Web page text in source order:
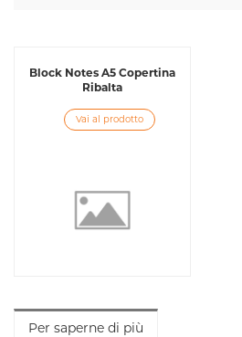
Block Notes A5 Copertina
Ribalta
Vai al prodotto
Per saperne di più